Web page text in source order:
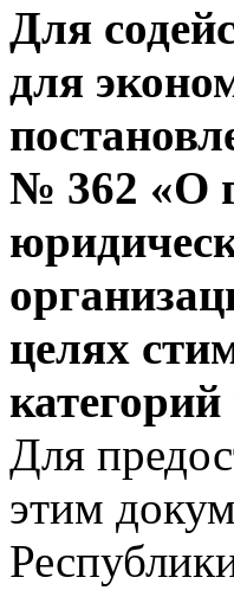
Для
для
№ 362 «О
целях
Для
этим